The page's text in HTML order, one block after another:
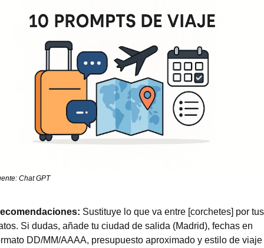
Chat GPT
Sustituye lo que va entre [corchetes] por tus
Si dudas, añade tu ciudad de salida (Madrid), fechas en
DD/MM/AAAA, presupuesto aproximado y estilo de viaje